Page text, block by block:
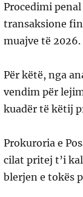
Procedimi
transaksione
muajve të 2026.
Për këtë, nga
vendim për
kuadër të këtij
Prokuroria e
cilat pritej t’i
blerjen e tokës